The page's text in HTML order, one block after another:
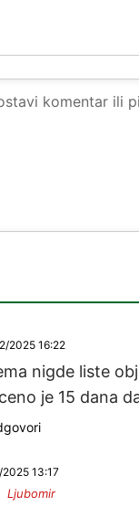
2025 16:22
nigde liste
je 15 dana
2025 13:17
Ljubomir